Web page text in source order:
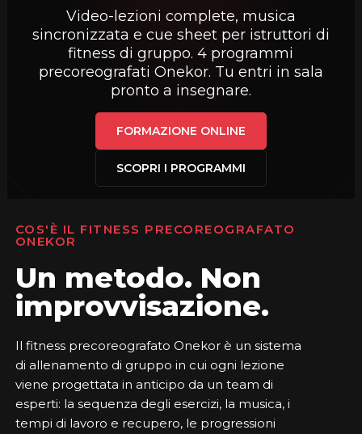
Video-lezioni complete, musica
sincronizzata e cue sheet per istruttori di
fitness di gruppo. 4 programmi
precoreografati Onekor. Tu entri in sala
pronto a insegnare.
FORMAZIONE ONLINE
SCOPRI I PROGRAMMI
COS'È IL FITNESS PRECOREOGRAFATO
ONEKOR
Un metodo. Non
improvvisazione.
Il fitness precoreografato Onekor è un sistema
di allenamento di gruppo in cui ogni lezione
viene progettata in anticipo da un team di
esperti: la sequenza degli esercizi, la musica, i
tempi di lavoro e recupero, le progressioni